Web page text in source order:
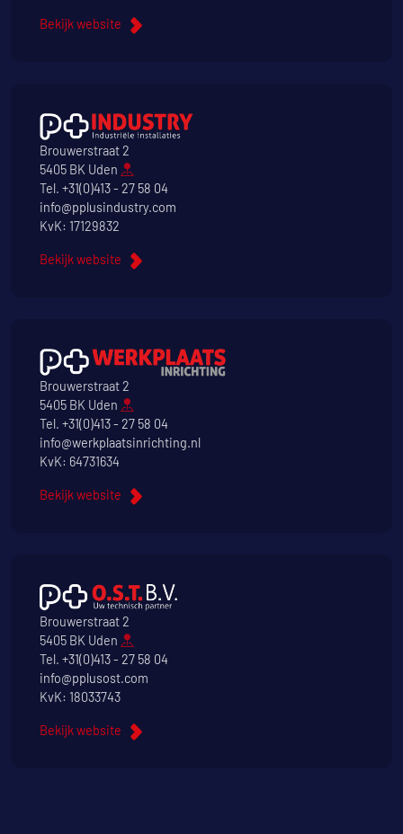
Bekijk website
Brouwerstraat 2
5405 BK Uden
Tel. +31(0)413 - 27 58 04
info@pplusindustry.com
KvK: 17129832
Bekijk website
Brouwerstraat 2
5405 BK Uden
Tel. +31(0)413 - 27 58 04
info@werkplaatsinrichting.nl
KvK: 64731634
Bekijk website
Brouwerstraat 2
5405 BK Uden
Tel. +31(0)413 - 27 58 04
info@pplusost.com
KvK: 18033743
Bekijk website